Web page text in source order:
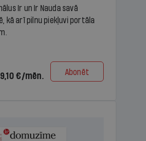
Ir un Ir Nauda savā
kā arī pilnu piekļuvi portāla
€/mēn. Abonēt